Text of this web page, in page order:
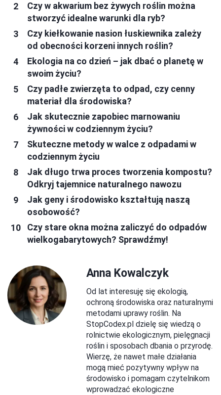
Czy w akwarium bez żywych roślin można
stworzyć idealne warunki dla ryb?
Czy kiełkowanie nasion łuskiewnika zależy
od obecności korzeni innych roślin?
Ekologia na co dzień – jak dbać o planetę w
swoim życiu?
Czy padłe zwierzęta to odpad, czy cenny
materiał dla środowiska?
Jak skutecznie zapobiec marnowaniu
żywności w codziennym życiu?
Skuteczne metody w walce z odpadami w
codziennym życiu
Jak długo trwa proces tworzenia kompostu?
Odkryj tajemnice naturalnego nawozu
Jak geny i środowisko kształtują naszą
osobowość?
Czy stare okna można zaliczyć do odpadów
wielkogabarytowych? Sprawdźmy!
Anna Kowalczyk
Od lat interesuję się ekologią,
ochroną środowiska oraz naturalnymi
metodami uprawy roślin. Na
StopCodex.pl dzielę się wiedzą o
rolnictwie ekologicznym, pielęgnacji
roślin i sposobach dbania o przyrodę.
Wierzę, że nawet małe działania
mogą mieć pozytywny wpływ na
środowisko i pomagam czytelnikom
wprowadzać ekologiczne